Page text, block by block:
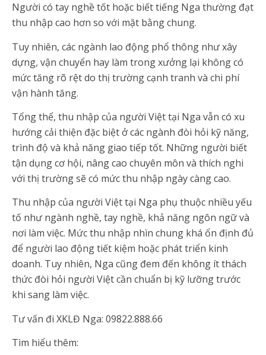
Người có tay nghề tốt hoặc biết tiếng Nga thường đạt
thu nhập cao hơn so với mặt bằng chung.
Tuy nhiên, các ngành lao động phổ thông như xây
dựng, vận chuyển hay làm trong xưởng lại không có
mức tăng rõ rệt do thị trường cạnh tranh và chi phí
vận hành tăng.
Tổng thể, thu nhập của người Việt tại Nga vẫn có xu
hướng cải thiện đặc biệt ở các ngành đòi hỏi kỹ năng,
trình độ và khả năng giao tiếp tốt. Những người biết
tận dụng cơ hội, nâng cao chuyên môn và thích nghi
với thị trường sẽ có mức thu nhập ngày càng cao.
Thu nhập của người Việt tại Nga phụ thuộc nhiều yếu
tố như ngành nghề, tay nghề, khả năng ngôn ngữ và
nơi làm việc. Mức thu nhập nhìn chung khá ổn định đủ
để người lao động tiết kiệm hoặc phát triển kinh
doanh. Tuy nhiên, Nga cũng đem đến không ít thách
thức đòi hỏi người Việt cần chuẩn bị kỹ lưỡng trước
khi sang làm việc.
Tư vấn đi XKLĐ Nga: 09822.888.66
Tìm hiểu thêm: